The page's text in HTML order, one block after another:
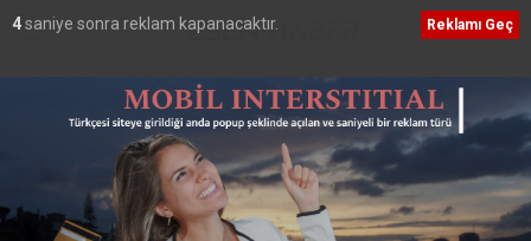
Dünya
Akdeniz’de göçmen
faciası
2saniye sonra reklam kapanacaktır. Reklamı Geç